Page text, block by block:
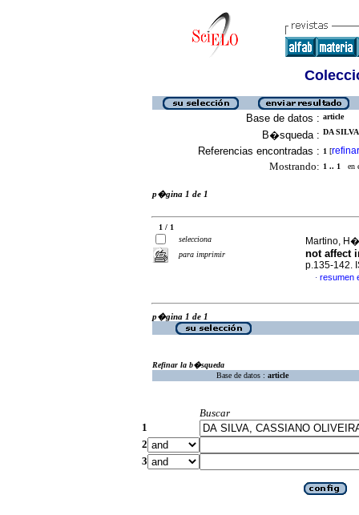
Base de datos : article
B�squeda : DA
Referencias encontradas : 1 [refinar
Mostrando: 1 .. 1 en
p�gina 1 de 1
1 / 1
selecciona
para imprimir
Martino,
not affect
p.135-142.
· resumen
p�gina 1 de 1
Refinar la b�squeda
Base de datos : article
Buscar
1
2
3